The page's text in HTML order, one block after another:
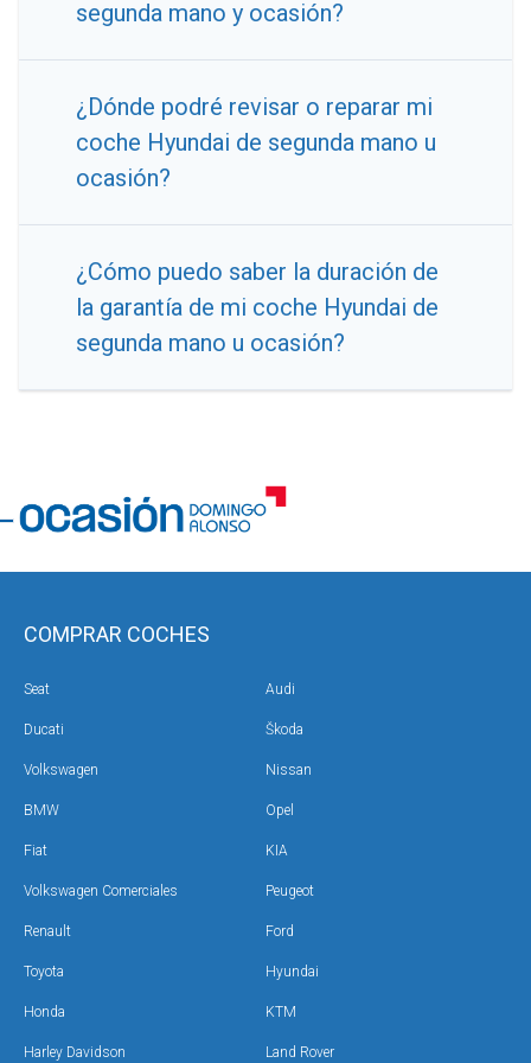
segunda mano y ocasión?
¿Dónde podré revisar o reparar mi
coche Hyundai de segunda mano u
ocasión?
¿Cómo puedo saber la duración de
la garantía de mi coche Hyundai de
segunda mano u ocasión?
COMPRAR COCHES
Seat Audi
Ducati Škoda
Volkswagen Nissan
BMW Opel
Fiat KIA
Volkswagen Comerciales Peugeot
Renault Ford
Toyota Hyundai
Honda KTM
Harley Davidson Land Rover